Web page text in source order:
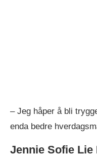
– Jeg håper å bli
enda bedre
Jennie Sofie